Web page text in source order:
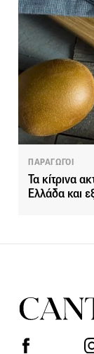
ΠΑΡΑΓΩΓΟΙ
Τα κίτρινα
Ελλάδα και